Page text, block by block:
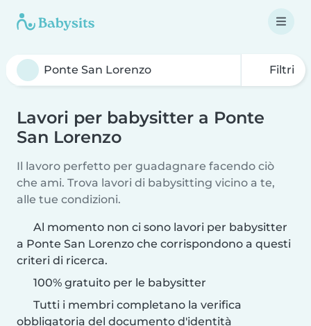
Filtri
Lavori per babysitter a Ponte
San Lorenzo
Il lavoro perfetto per guadagnare facendo ciò
che ami. Trova lavori di babysitting vicino a te,
alle tue condizioni.
Al momento non ci sono lavori per babysitter
a Ponte San Lorenzo che corrispondono a questi
criteri di ricerca.
100% gratuito per le babysitter
Tutti i membri completano la verifica
obbligatoria del documento d'identità